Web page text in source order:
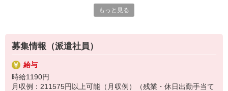
全国にあるお仕事の中から、一人ひとりのスキルや希望条件に応
じたお仕事をご案内します。
登録方法は、【オンライン】【電話】【登録会来場】の3つから
選べます♪
★★履歴書・証明写真は不要！★★
また、ご登録済の方はお仕事の紹介がスムーズです。
ご応募お待ちしています。
＊簡単作業です
もっと見る
募集情報（派遣社員）
給与
時給1190円
月収例：211575円以上可能（月収例）（残業・休日出勤手当て